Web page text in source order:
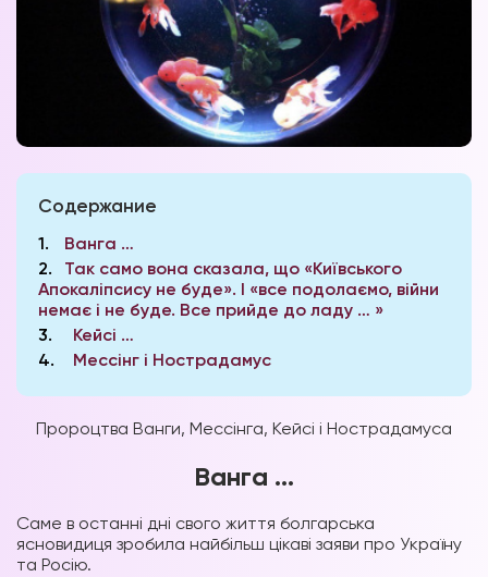
Содержание
1
Ванга …
2
Так само вона сказала, що «Київського
Апокаліпсису не буде». І «все подолаємо, війни
немає і не буде. Все прийде до ладу … »
3
Кейсі …
4
Мессінг і Нострадамус
Пророцтва Ванги, Мессінга, Кейсі і Нострадамуса
Ванга …
Саме в останні дні свого життя болгарська
ясновидиця зробила найбільш цікаві заяви про Україну
та Росію.